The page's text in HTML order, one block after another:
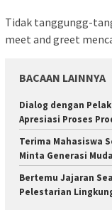
Tidak tanggungg-
meet and greet
BACAAN LAINNYA
Dialog dengan
Apresiasi Proses
Terima Mahasiswa
Minta Generasi
Bertemu Jajaran
Pelestarian